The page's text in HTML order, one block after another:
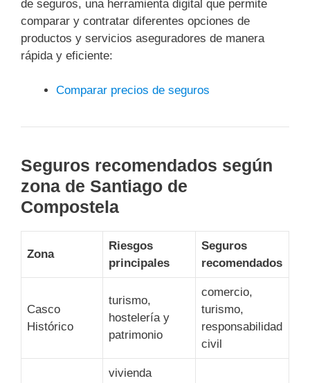
de seguros, una herramienta digital que permite
comparar y contratar diferentes opciones de
productos y servicios aseguradores de manera
rápida y eficiente:
Comparar precios de seguros
Seguros recomendados según
zona de Santiago de
Compostela
Zona
Riesgos
principales
Seguros
recomendados
Casco
Histórico
turismo,
hostelería y
patrimonio
comercio,
turismo,
responsabilidad
civil
vivienda